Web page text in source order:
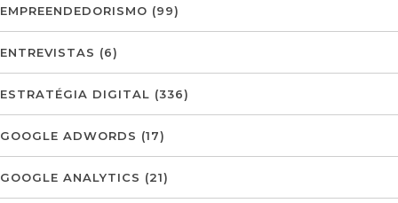
EMPREENDEDORISMO (99)
ENTREVISTAS (6)
ESTRATÉGIA DIGITAL (336)
GOOGLE ADWORDS (17)
GOOGLE ANALYTICS (21)